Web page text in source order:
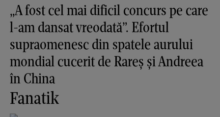
„A fost cel mai dificil concurs pe care
l-am dansat vreodată”. Efortul
supraomenesc din spatele aurului
mondial cucerit de Rareș și Andreea
în China
Fanatik